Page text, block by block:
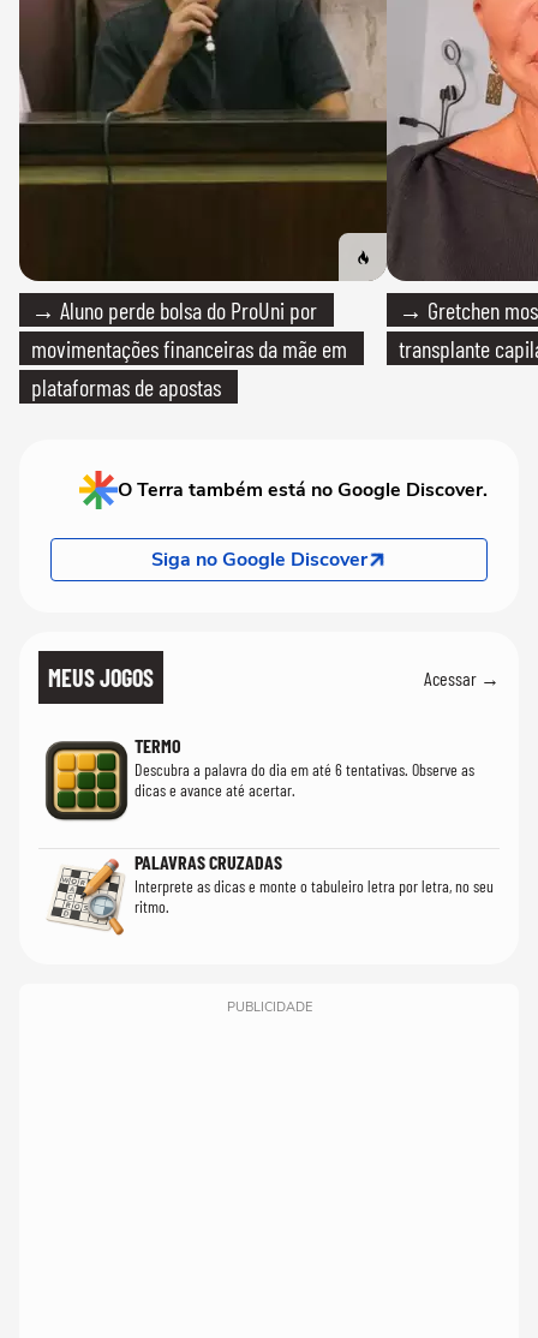
→ Aluno perde bolsa do ProUni por
movimentações financeiras da mãe em
plataformas de apostas
→ Gretchen
transplante
O Terra também está no Google Discover.
Siga no Google Discover
MEUS JOGOS Acessar →
TERMO
Descubra a palavra do dia em até 6 tentativas. Observe as
dicas e avance até acertar.
PALAVRAS CRUZADAS
Interprete as dicas e monte o tabuleiro letra por letra, no seu
ritmo.
PUBLICIDADE